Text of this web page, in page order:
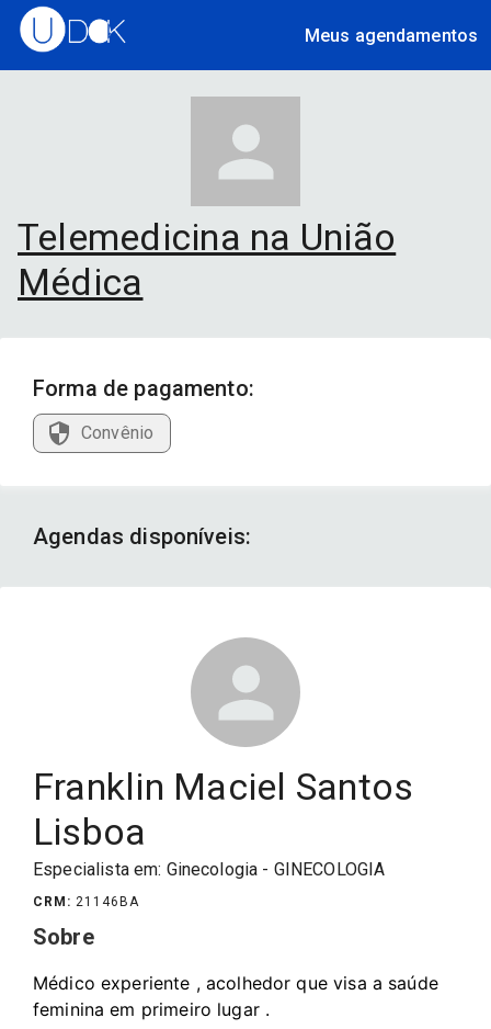
Meus agendamentos
Telemedicina na União
Médica
Forma de pagamento:
Convênio
Agendas disponíveis:
Franklin Maciel Santos
Lisboa
Especialista em: Ginecologia - GINECOLOGIA
CRM : 21146 BA
Sobre
Médico experiente , acolhedor que visa a saúde
feminina em primeiro lugar .